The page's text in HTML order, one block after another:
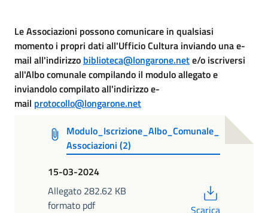
Le Associazioni possono comunicare in qualsiasi
momento i propri dati all'Ufficio Cultura inviando una e-
mail all'indirizzo biblioteca@longarone.nete/o iscriversi
all'Albo comunale compilando il modulo allegato e
inviandolo compilato all'indirizzo e-
mail protocollo@longarone.net
Modulo_Iscrizione_Albo_Comunale_
Associazioni (2)
15-03-2024
Allegato 282.62 KB
formato pdf
Scarica